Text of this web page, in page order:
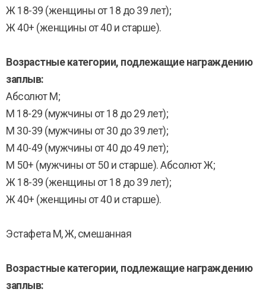
Ж 18-39 (женщины от 18 до 39 лет);
Ж 40+ (женщины от 40 и старше).
Возрастные категории, подлежащие награждению
заплыв:
Абсолют М;
M 18-29 (мужчины от 18 до 29 лет);
М 30-39 (мужчины от 30 до 39 лет);
М 40-49 (мужчины от 40 до 49 лет);
М 50+ (мужчины от 50 и старше). Абсолют Ж;
Ж 18-39 (женщины от 18 до 39 лет);
Ж 40+ (женщины от 40 и старше).
Эстафета М, Ж, смешанная
Возрастные категории, подлежащие награждению
заплыв: